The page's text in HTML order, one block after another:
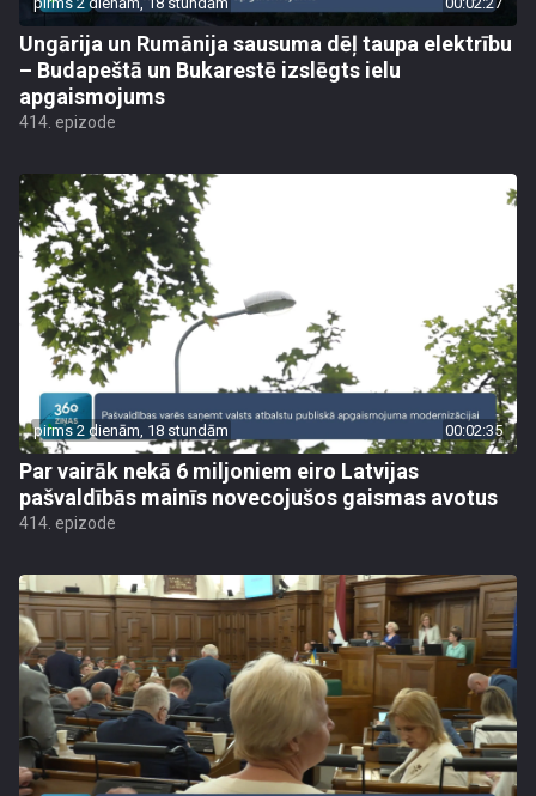
Ungārija un Rumānija sausuma dēļ taupa elektrību
– Budapeštā un Bukarestē izslēgts ielu
apgaismojums
414. epizode
pirms 2 dienām, 18 stundām 00:02:35
Par vairāk nekā 6 miljoniem eiro Latvijas
pašvaldībās mainīs novecojušos gaismas avotus
414. epizode